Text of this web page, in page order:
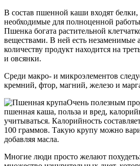
В состав пшенной каши входят
необходимые для полноценной
Пшенка богата растительной
веществами. В ней есть незаменимые
количеству продукт находится на
и овсянки.
Среди макро- и микроэлементов
кремний, фтор, магний, железо и
Очень полезным
пшенная каша, польза и вред,
учитываться. Калорийность
100 граммов. Такую крупу можно
добавляя масла.
Многие люди просто желают